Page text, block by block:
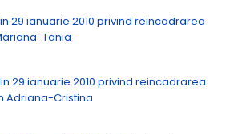
29 ianuarie 2010 privind reincadrarea
Tania
29 ianuarie 2010 privind reincadrarea
Adriana-Cristina